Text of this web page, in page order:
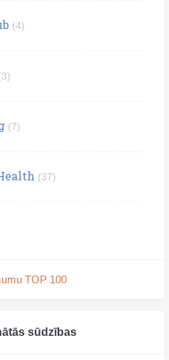
(4)
(7)
(37)
TOP 100
sūdzības